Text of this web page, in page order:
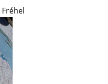
Fréhel